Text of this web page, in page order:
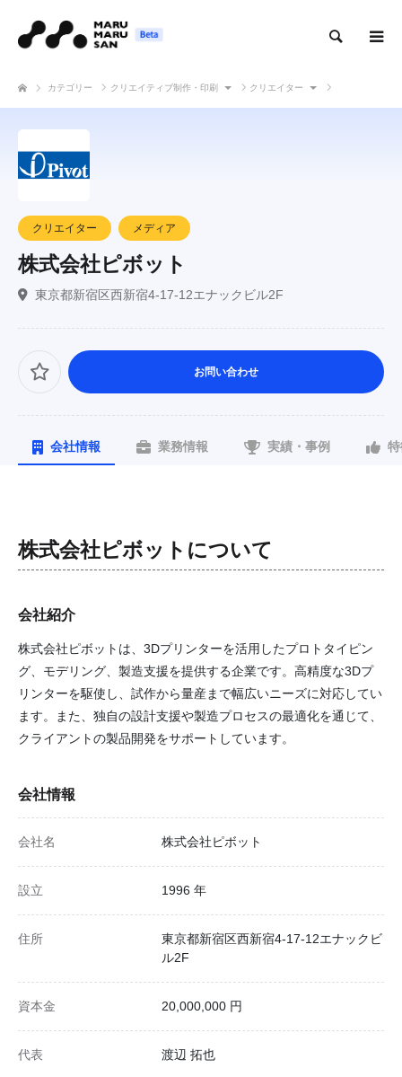
カテゴリー クリエイティブ制作・印刷 クリエイター
クリエイター メディア
株式会社ピボット
東京都新宿区西新宿4-17-12エナックビル2F
お問い合わせ
会社情報 業務情報 実績・事例
株式会社ピボット について
会社紹介
株式会社ピボットは、3Dプリンターを活用したプロトタイピン
グ、モデリング、製造支援を提供する企業です。高精度な3Dプ
リンターを駆使し、試作から量産まで幅広いニーズに対応してい
ます。また、独自の設計支援や製造プロセスの最適化を通じて、
クライアントの製品開発をサポートしています。
会社情報
会社名 株式会社ピボット
設立 1996 年
住所
東京都新宿区西新宿4-17-12エナックビ
ル2F
資本金 20,000,000 円
代表 渡辺 拓也